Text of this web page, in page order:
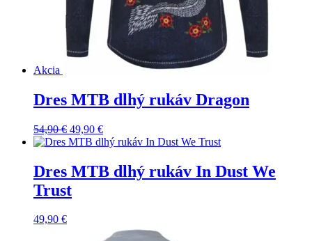
Akcia
Dres MTB dlhý rukáv Dragon
54,90€ Pôvodná
cena
54,90 €.
49,90 €Aktuálna
cena
49,90 €.
Dres MTB dlhý rukáv In Dust We
Trust
49,90 €